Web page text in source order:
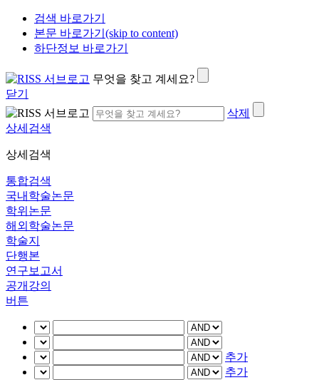
검색 바로가기
본문 바로가기(skip to content)
하단정보 바로가기
무엇을 찾고 계세요?
닫기
삭제
상세검색
상세검색
통합검색
국내학술논문
학위논문
해외학술논문
학술지
단행본
연구보고서
공개강의
버튼
추가
추가